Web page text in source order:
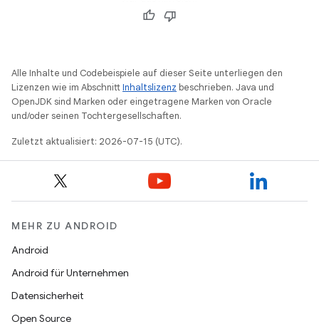
Alle Inhalte und Codebeispiele auf dieser Seite unterliegen den
Lizenzen wie im AbschnittInhaltslizenz beschrieben. Java und
OpenJDK sind Marken oder eingetragene Marken von Oracle
und/oder seinen Tochtergesellschaften.
Zuletzt aktualisiert: 2026-07-15 (UTC).
MEHR ZU ANDROID
Android
Android für Unternehmen
Datensicherheit
Open Source